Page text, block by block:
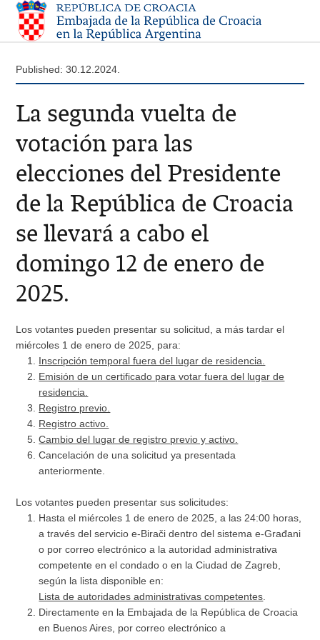
Published: 30.12.2024.
La segunda vuelta de
votación para las
elecciones del Presidente
de la República de Croacia
se llevará a cabo el
domingo 12 de enero de
2025.
Los votantes pueden presentar su solicitud, a más tardar el
miércoles 1 de enero de 2025, para:
Inscripción temporal fuera del lugar de residencia.
Emisión de un certificado para votar fuera del lugar de
residencia.
Registro previo.
Registro activo.
Cambio del lugar de registro previo y activo.
Cancelación de una solicitud ya presentada
anteriormente.
Los votantes pueden presentar sus solicitudes:
Hasta el miércoles 1 de enero de 2025, a las 24:00 horas,
a través del servicio e-Birači dentro del sistema e-Građani
o por correo electrónico a la autoridad administrativa
competente en el condado o en la Ciudad de Zagreb,
según la lista disponible en:
Lista de autoridades administrativas competentes
Directamente en la Embajada de la República de Croacia
en Buenos Aires, por correo electrónico a